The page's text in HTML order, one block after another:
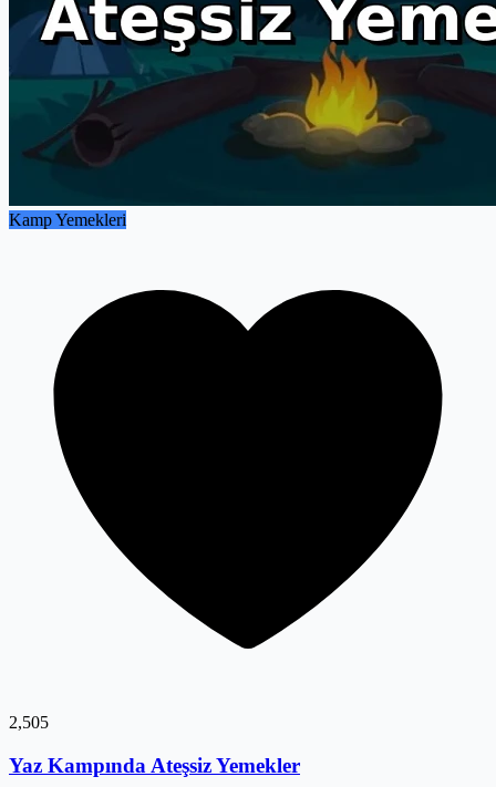
Kamp Yemekleri
2,505
Yaz Kampında Ateşsiz Yemekler